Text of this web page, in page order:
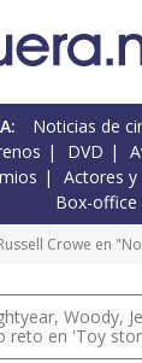
Noticias de
DVD
Actores y
Box-office
Crowe en
Woody,
reto en 'Toy